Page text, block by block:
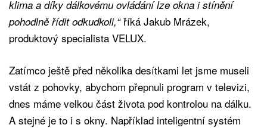
klima a díky dálkovému ovládání lze okna i stínění
pohodlně řídit odkudkoli,“říká Jakub Mrázek,
produktový specialista VELUX.
Zatímco ještě před několika desítkami let jsme museli
vstát z pohovky, abychom přepnuli program v televizi,
dnes máme velkou část života pod kontrolou na dálku.
A stejné je to i s okny. Například inteligentní systém